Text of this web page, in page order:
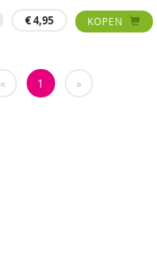
€4,95 KOPEN
« 1 »